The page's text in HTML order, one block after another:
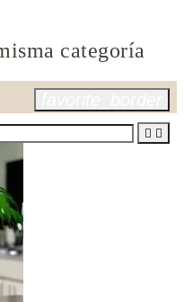
categoría
 